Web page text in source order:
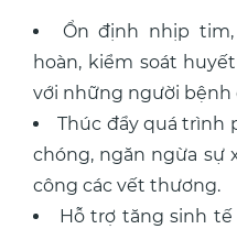
Ổn định nhịp
hoàn, kiểm soát
với những người bệnh
Thúc đẩy quá trình
chóng, ngăn ngừa sự
công các vết thương.
Hỗ trợ tăng sinh